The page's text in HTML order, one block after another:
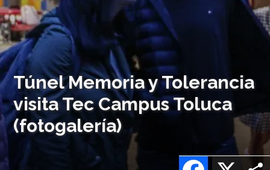
Túnel Memoria y Tolerancia
visita Tec Campus Toluca
(fotogalería)
X
Facebook